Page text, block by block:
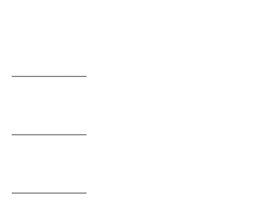
————————
————————
————————